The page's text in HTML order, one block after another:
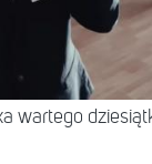
wartego